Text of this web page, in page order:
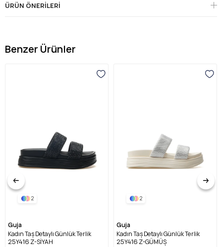
ÜRÜN ÖNERILERI
Benzer Ürünler
2
Guja
Kadın Taş Detaylı Günlük Terlik
25Y416 Z-SİYAH
2
Guja
Kadın Taş Detaylı Günlük Terlik
25Y416 Z-GÜMÜŞ